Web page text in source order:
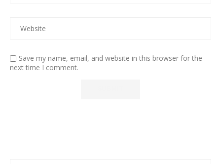
Save my name, email, and website in this browser for the
next time I comment.